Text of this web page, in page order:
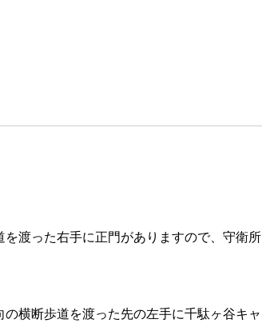
渡った右手に正門がありますので、守衛所
横断歩道を渡った先の左手に千駄ヶ谷キャ